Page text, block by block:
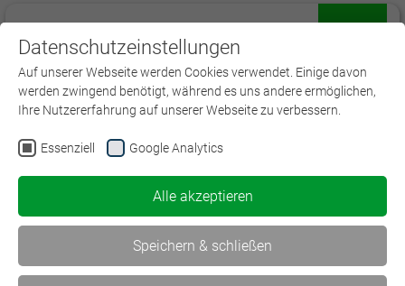
< 17. PE-Lean Coffee – Ideen…
Theorie trifft Praxis! Die… >
Datenschutzeinstellungen
Auf unserer Webseite werden Cookies verwendet. Einige davon
werden zwingend benötigt, während es uns andere ermöglichen,
Ihre Nutzererfahrung auf unserer Webseite zu verbessern.
Essenziell Google Analytics
Alle akzeptieren
Speichern & schließen